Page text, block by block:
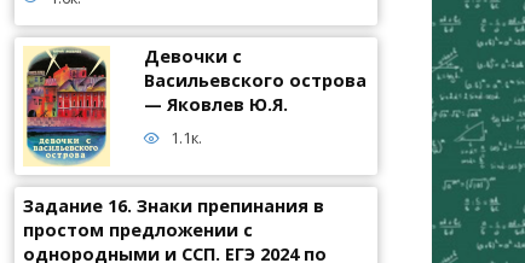
Девочки с
Васильевского острова
— Яковлев Ю.Я.
1.1к.
Задание 16. Знаки препинания в
простом предложении с
однородными и ССП. ЕГЭ 2024 по